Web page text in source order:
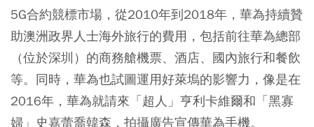
5G合約競標市場，從2010年到2018年，華為持續贊
助澳洲政界人士海外旅行的費用，包括前往華為總部
（位於深圳）的商務艙機票、酒店、國內旅行和餐飲
等。同時，華為也試圖運用好萊塢的影響力，像是在
2016年，華為就請來「超人」亨利卡維爾和「黑寡
婦」史嘉蕾喬韓森，拍攝廣告宣傳華為手機。